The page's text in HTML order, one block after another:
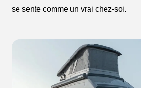
se sente comme un vrai chez-soi.